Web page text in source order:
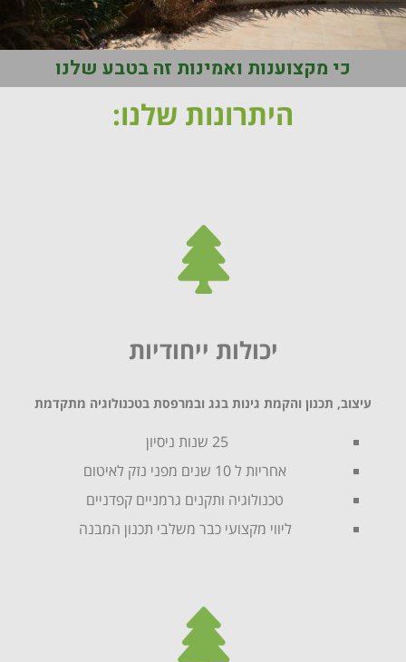
כי מקצוענות ואמינות זה בטבע שלנו
היתרונות שלנו:
יכולות ייחודיות
עיצוב, תכנון והקמת גינות בגג ובמרפסת בטכנולוגיה מתקדמת
25 שנות ניסיון
אחריות ל 10 שנים מפני נזק לאיטום
טכנולוגיה ותקנים גרמניים קפדניים
ליווי מקצועי כבר משלבי תכנון המבנה